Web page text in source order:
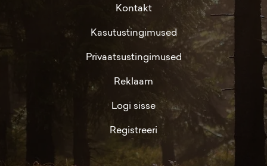
Kontakt
Kasutustingimused
Privaatsustingimused
Reklaam
Logi sisse
Registreeri